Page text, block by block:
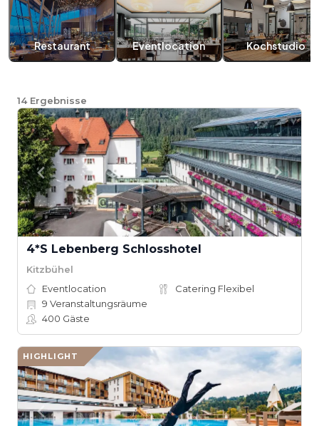
Restaurant Eventlocation Kochstudio
14 Ergebnisse
4*S Lebenberg Schlosshotel
Kitzbühel
Eventlocation
Catering Flexibel
9 Veranstaltungsräume
400 Gäste
HIGHLIGHT